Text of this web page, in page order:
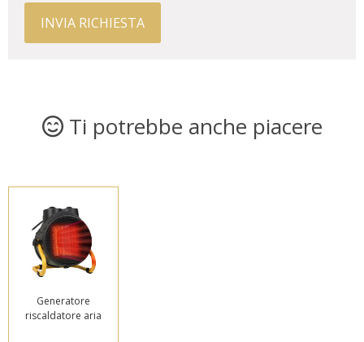
INVIA RICHIESTA
Ti potrebbe anche piacere
Generatore
riscaldatore aria